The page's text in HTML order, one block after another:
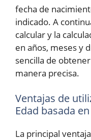
fecha de
indicado. A
calcular y la
en años, meses y
sencilla de
manera precisa.
Ventajas de
Edad basada
La principal